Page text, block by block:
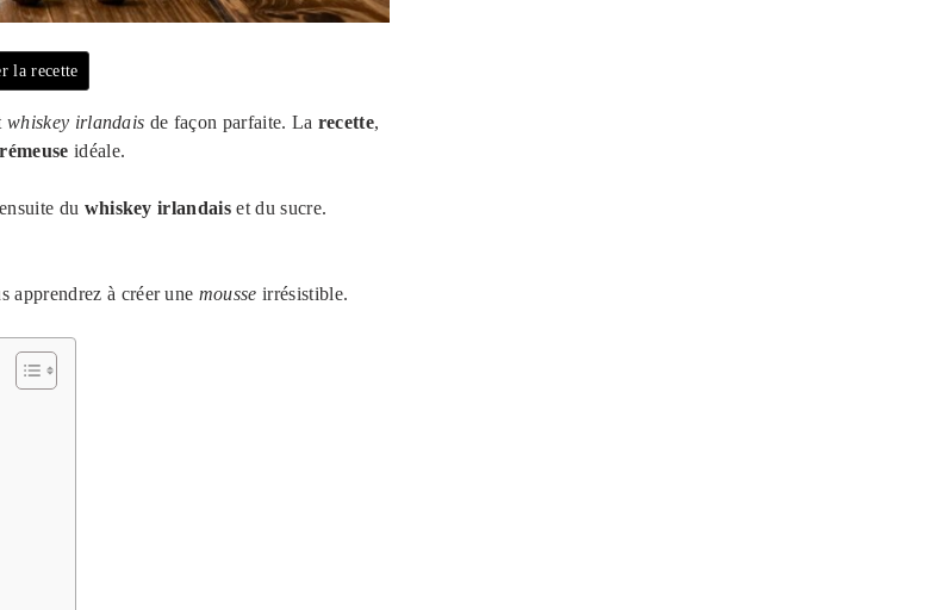
la recette
whiskey irlandais de façon parfaite. La recette,
idéale.
du whiskey irlandais et du sucre.
apprendrez à créer une mousse irrésistible.